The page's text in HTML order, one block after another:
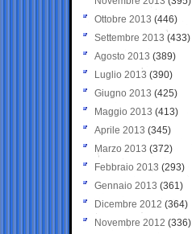
Ottobre 2013 (446)
Settembre 2013 (433)
Agosto 2013 (389)
Luglio 2013 (390)
Giugno 2013 (425)
Maggio 2013 (413)
Aprile 2013 (345)
Marzo 2013 (372)
Febbraio 2013 (293)
Gennaio 2013 (361)
Dicembre 2012 (364)
Novembre 2012 (336)